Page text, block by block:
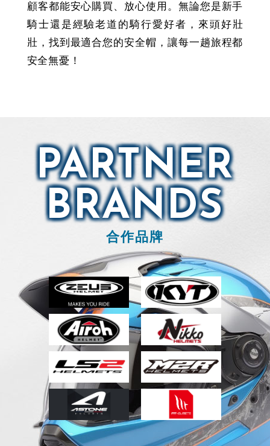
顧客都能安心購買、放心使用。無論您是新手
騎士還是經驗老道的騎行愛好者，來頭好壯
壯，找到最適合您的安全帽，讓每一趟旅程都
安全無憂！
PARTNER
BRANDS
合作品牌